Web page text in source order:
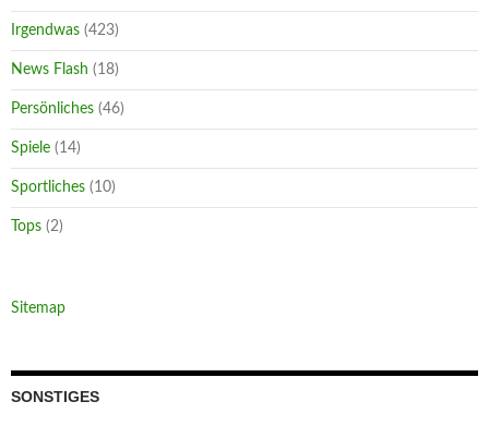
Irgendwas (423)
News Flash (18)
Persönliches (46)
Spiele (14)
Sportliches (10)
Tops (2)
Sitemap
SONSTIGES